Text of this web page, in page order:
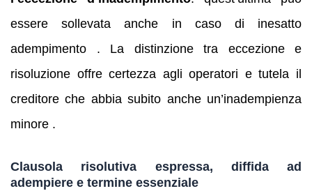
essere sollevata anche in caso di inesatto
adempimento . La distinzione tra eccezione e
risoluzione offre certezza agli operatori e tutela il
creditore che abbia subito anche un’inadempienza
minore .
Clausola risolutiva espressa, diffida ad
adempiere e termine essenziale